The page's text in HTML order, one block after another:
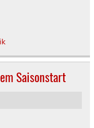
Saisonstart